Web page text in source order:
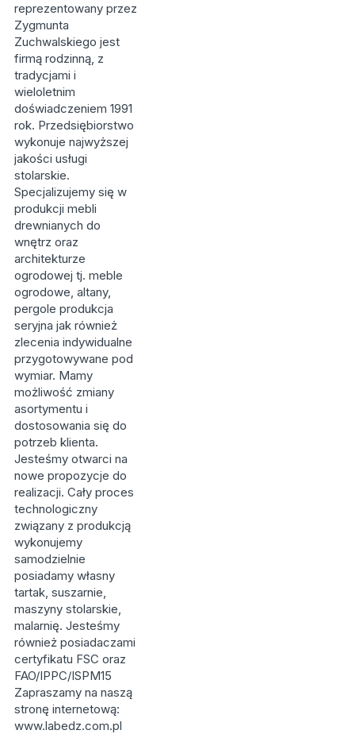
reprezentowany przez
Zygmunta
Zuchwalskiego jest
firmą rodzinną, z
tradycjami i
wieloletnim
doświadczeniem 1991
rok. Przedsiębiorstwo
wykonuje najwyższej
jakości usługi
stolarskie.
Specjalizujemy się w
produkcji mebli
drewnianych do
wnętrz oraz
architekturze
ogrodowej tj. meble
ogrodowe, altany,
pergole produkcja
seryjna jak również
zlecenia indywidualne
przygotowywane pod
wymiar. Mamy
możliwość zmiany
asortymentu i
dostosowania się do
potrzeb klienta.
Jesteśmy otwarci na
nowe propozycje do
realizacji. Cały proces
technologiczny
związany z produkcją
wykonujemy
samodzielnie
posiadamy własny
tartak, suszarnie,
maszyny stolarskie,
malarnię. Jesteśmy
również posiadaczami
certyfikatu FSC oraz
FAO/IPPC/ISPM15
Zapraszamy na naszą
stronę internetową:
www.labedz.com.pl